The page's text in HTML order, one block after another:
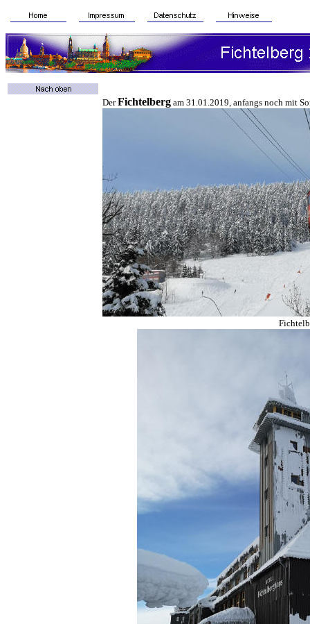
Der Fichtelberg am 31.01.2019, anfangs noch mit